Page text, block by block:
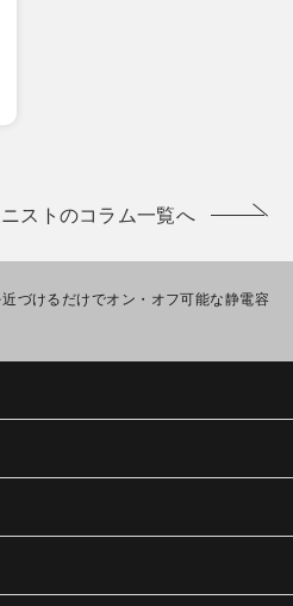
ストのコラム一覧へ
づけるだけでオン・オフ可能な静電容